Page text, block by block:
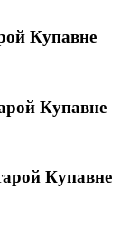
Купавне
Купавне
Купавне